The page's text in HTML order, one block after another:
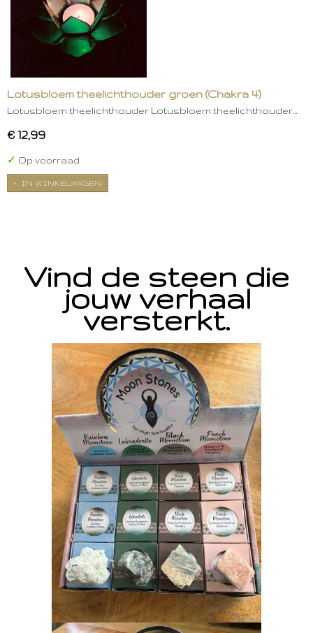
Lotusbloem theelichthouder groen (Chakra 4)
Lotusbloem theelichthouder Lotusbloem theelichthouder…
€ 12,99
✓ Op voorraad
IN WINKELWAGEN
Vind de steen die
jouw verhaal
versterkt.